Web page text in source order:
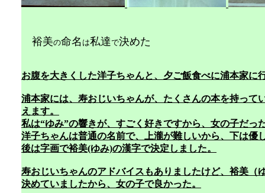
裕美の命名 は私達で決めた
お腹を大きくした洋子ちゃんと、夕ご飯食べに浦本家に
浦本家には、寿おじいちゃんが、たくさんの本を持って
えます。
私は“ゆみ”の響きが、すごく好きですから、女の子だっ
洋子ちゃんは普通の名前で、上瀧が難しいから、下は優
後は字画で裕美(ゆみ)の漢字で決定しました。
寿おじいちゃんのアドバイスもありましたけど、裕美（
決めていましたから、女の子で良かった。